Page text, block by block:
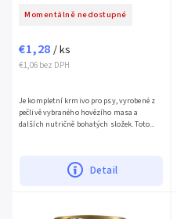
Momentálně nedostupné
€1,06 bez DPH
€1,28 / ks
Detail
Je kompletní krmivo pro psy, vyrobené z
pečlivě vybraného hovězího masa a
dalších nutričně bohatých složek. Toto...